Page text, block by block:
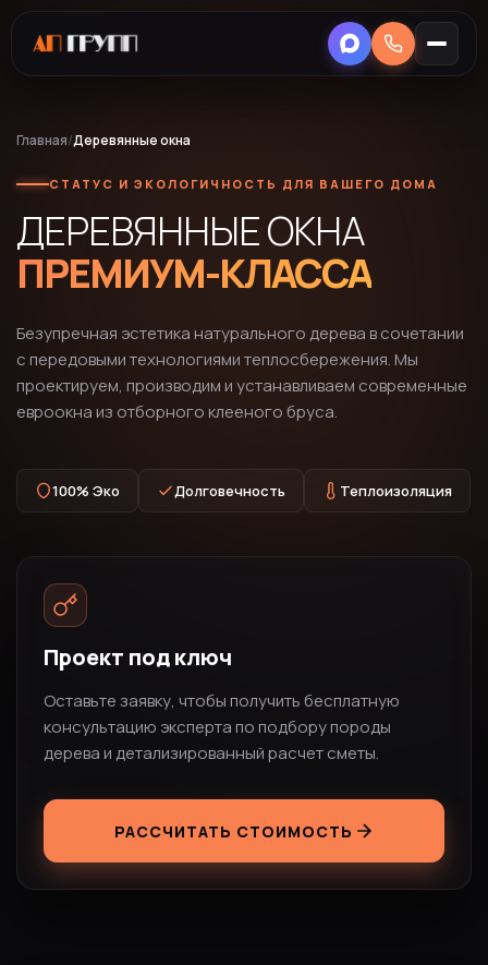
Главная/Деревянные окна
СТАТУС И ЭКОЛОГИЧНОСТЬ ДЛЯ ВАШЕГО ДОМА
ДЕРЕВЯННЫЕ ОКНА
ПРЕМИУМ-КЛАССА
Безупречная эстетика натурального дерева в сочетании
с передовыми технологиями теплосбережения. Мы
проектируем, производим и устанавливаем современные
евроокна из отборного клееного бруса.
100% Эко Долговечность Теплоизоляция
Проект под ключ
Оставьте заявку, чтобы получить бесплатную
консультацию эксперта по подбору породы
дерева и детализированный расчет сметы.
РАССЧИТАТЬ СТОИМОСТЬ